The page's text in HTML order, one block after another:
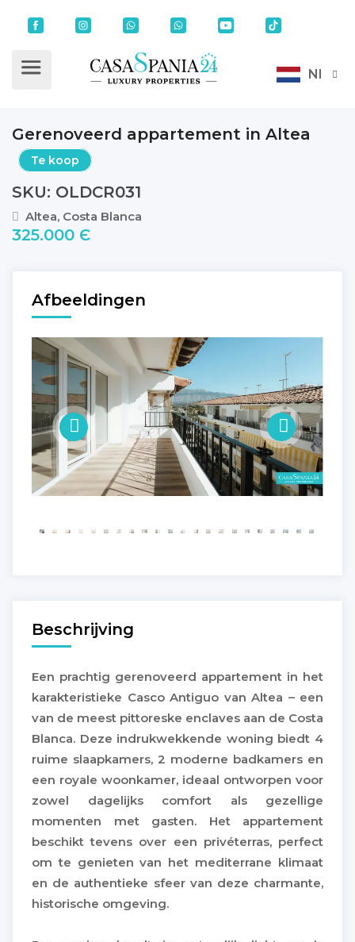
Nl
Gerenoveerd appartement in Altea
Te koop
SKU: OLDCR031
Altea, Costa Blanca
325.000 Є
Afbeeldingen
Beschrijving
Een prachtig gerenoveerd appartement in het
karakteristieke Casco Antiguo van Altea – een
van de meest pittoreske enclaves aan de Costa
Blanca. Deze indrukwekkende woning biedt 4
ruime slaapkamers, 2 moderne badkamers en
een royale woonkamer, ideaal ontworpen voor
zowel dagelijks comfort als gezellige
momenten met gasten. Het appartement
beschikt tevens over een privéterras, perfect
om te genieten van het mediterrane klimaat
en de authentieke sfeer van deze charmante,
historische omgeving.